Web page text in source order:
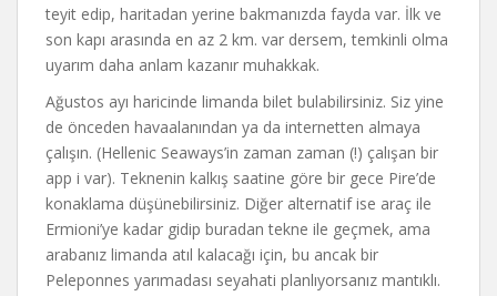
teyit edip, haritadan yerine bakmanızda fayda var. İlk ve
son kapı arasında en az 2 km. var dersem, temkinli olma
uyarım daha anlam kazanır muhakkak.
Ağustos ayı haricinde limanda bilet bulabilirsiniz. Siz yine
de önceden havaalanından ya da internetten almaya
çalışın. (Hellenic Seaways’in zaman zaman (!) çalışan bir
app i var). Teknenin kalkış saatine göre bir gece Pire’de
konaklama düşünebilirsiniz. Diğer alternatif ise araç ile
Ermioni’ye kadar gidip buradan tekne ile geçmek, ama
arabanız limanda atıl kalacağı için, bu ancak bir
Peleponnes yarımadası seyahati planlıyorsanız mantıklı.